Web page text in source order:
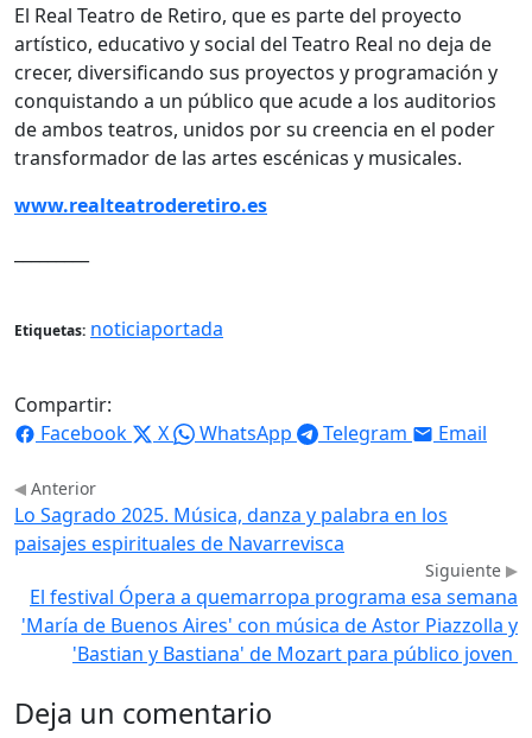
El Real Teatro de Retiro, que es parte del proyecto
artístico, educativo y social del Teatro Real no deja de
crecer, diversificando sus proyectos y programación y
conquistando a un público que acude a los auditorios
de ambos teatros, unidos por su creencia en el poder
transformador de las artes escénicas y musicales.
www.realteatroderetiro.es
Etiquetas: noticiaportada
Compartir:
Facebook
X WhatsApp Telegram Email
Anterior
Lo Sagrado 2025. Música, danza y palabra en los
paisajes espirituales de Navarrevisca
Siguiente
El festival Ópera a quemarropa programa esa semana
'María de Buenos Aires' con música de Astor Piazzolla y
'Bastian y Bastiana' de Mozart para público joven
Deja un comentario